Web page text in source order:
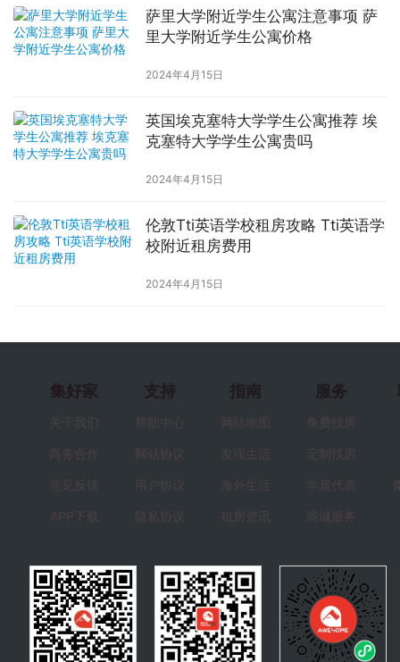
萨里大学附近学生公寓注意事项 萨
里大学附近学生公寓价格
2024年4月15日
英国埃克塞特大学学生公寓推荐 埃
克塞特大学学生公寓贵吗
2024年4月15日
伦敦Tti英语学校租房攻略 Tti英语学
校附近租房费用
2024年4月15日
集好家
关于我们
商务合作
意见反馈
APP下载
支持
帮助中心
网站协议
用户协议
隐私协议
指南
网站地图
发现生活
海外生活
租房资讯
服务
免费找房
定制找房
学居代表
商城服务